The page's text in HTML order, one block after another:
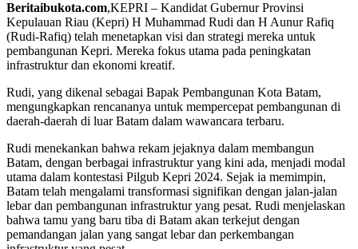
Beritaibukota.com,KEPRI – Kandidat Gubernur Provinsi
Kepulauan Riau (Kepri) H Muhammad Rudi dan H Aunur Rafiq
(Rudi-Rafiq) telah menetapkan visi dan strategi mereka untuk
pembangunan Kepri. Mereka fokus utama pada peningkatan
infrastruktur dan ekonomi kreatif.
Rudi, yang dikenal sebagai Bapak Pembangunan Kota Batam,
mengungkapkan rencananya untuk mempercepat pembangunan di
daerah-daerah di luar Batam dalam wawancara terbaru.
Rudi menekankan bahwa rekam jejaknya dalam membangun
Batam, dengan berbagai infrastruktur yang kini ada, menjadi modal
utama dalam kontestasi Pilgub Kepri 2024. Sejak ia memimpin,
Batam telah mengalami transformasi signifikan dengan jalan-jalan
lebar dan pembangunan infrastruktur yang pesat. Rudi menjelaskan
bahwa tamu yang baru tiba di Batam akan terkejut dengan
pemandangan jalan yang sangat lebar dan perkembangan